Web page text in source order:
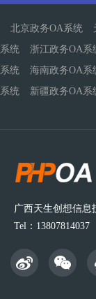
北京政务OA系统
系统
浙江政务OA系
系统
海南政务OA系
系统
新疆政务OA系
广西天生创想信息
Tel：13807814037